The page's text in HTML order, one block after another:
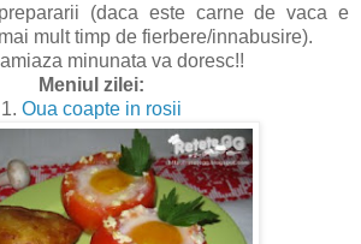
(daca este carne de vaca e
mult timp de fierbere/innabusire).
minunata va doresc!!
Meniul zilei:
1. Oua coapte in rosii